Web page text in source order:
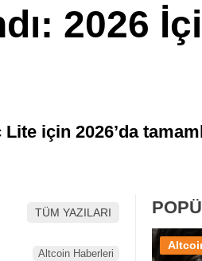
2026
için 2026’da
TÜM YAZILARI
Altcoin Haberleri